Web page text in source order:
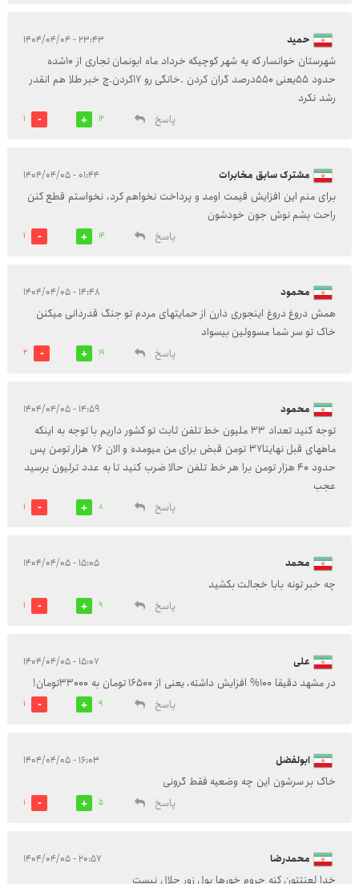
حمید ۲۳:۴۳ - ۱۴۰۴/۰۴/۰۴
شهرستان خوانسار که یه شهر کوچیکه خرداد ماه ابونمان تجاری از 10شده
حدود 55یعنی 550درصد گران کردن .خانگی رو 17کردن.چ خبر طلا هم انقدر
رشد نکرد
پاسخ
12
1
مشترک سابق مخابرات ۰۱:۴۴ - ۱۴۰۴/۰۴/۰۵
برای منم این افزایش قیمت اومد و پرداخت نخواهم کرد، نخواستم قطع کنن
راحت بشم نوش جون خودشون
پاسخ
14
1
محمود ۱۴:۴۸ - ۱۴۰۴/۰۴/۰۵
همش دروغ دروغ اینجوری دارن از حمایتهای مردم تو جنگ قدردانی میکنن
خاک تو سر شما مسوولین بیسواد
پاسخ
19
2
محمود ۱۴:۵۹ - ۱۴۰۴/۰۴/۰۵
توجه کنید تعداد ۳۳ ملیون خط تلفن ثابت تو کشور داریم با توجه به اینکه
ماههای قبل نهایتا۳۷ تومن قبض برای من میومده و الان ۷۶ هزار تومن پس
حدود ۴۰ هزار تومن برا هر خط تلفن حالا ضرب کنید تا به عدد ترلیون برسید
عجب
پاسخ
8
1
محمد ۱۵:۰۵ - ۱۴۰۴/۰۴/۰۵
چه خبر تونه بابا خجالت بکشید
پاسخ
9
1
علی ۱۵:۰۷ - ۱۴۰۴/۰۴/۰۵
در مشهد دقیقا 100% افزایش داشته، یعنی از 16500 تومان به 33000تومان!
پاسخ
9
1
ابولفضل ۱۶:۰۳ - ۱۴۰۴/۰۴/۰۵
خاک بر سرشون این چه وضعیه فقط گرونی
پاسخ
5
1
محمدرضا ۲۰:۵۷ - ۱۴۰۴/۰۴/۰۵
خدا لعنتتون کنه حروم خورها پول زور حلال نیست